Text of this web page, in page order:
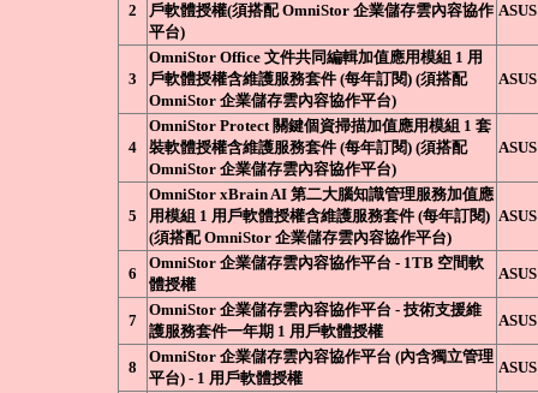
2
戶軟體授權(須搭配 OmniStor 企業儲存雲內容協作
平台)
3
OmniStor Office 文件共同編輯加值應用模組 1 用
戶軟體授權含維護服務套件 (每年訂閱) (須搭配
OmniStor 企業儲存雲內容協作平台)
4
OmniStor Protect 關鍵個資掃描加值應用模組 1 套
裝軟體授權含維護服務套件 (每年訂閱) (須搭配
OmniStor 企業儲存雲內容協作平台)
5
OmniStor xBrain AI 第二大腦知識管理服務加值應
用模組 1 用戶軟體授權含維護服務套件 (每年訂閱)
(須搭配 OmniStor 企業儲存雲內容協作平台)
6
OmniStor 企業儲存雲內容協作平台 - 1TB 空間軟
體授權
7
OmniStor 企業儲存雲內容協作平台 - 技術支援維
護服務套件一年期 1 用戶軟體授權
8
OmniStor 企業儲存雲內容協作平台 (內含獨立管理
平台) - 1 用戶軟體授權